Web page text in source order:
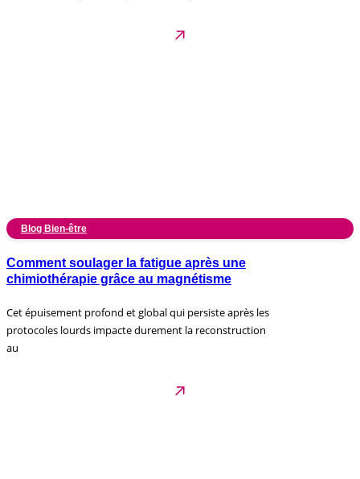
Blog Bien-être
Comment soulager la fatigue après une
chimiothérapie grâce au magnétisme
Cet épuisement profond et global qui persiste après les
protocoles lourds impacte durement la reconstruction
au